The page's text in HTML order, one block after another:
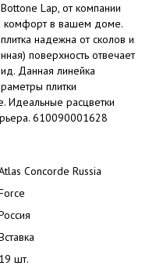
Lap, от компании
комфорт в вашем доме.
надежна от сколов и
поверхность отвечает
Данная линейка
плитки
Идеальные расцветки
610090001628
Concorde Russia
19 шт.